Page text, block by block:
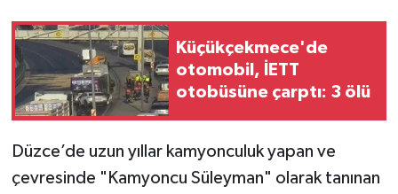
Küçükçekmece'de
otomobil, İETT
otobüsüne çarptı: 3 ölü
Düzce’de uzun yıllar kamyonculuk yapan ve
çevresinde "Kamyoncu Süleyman" olarak tanınan